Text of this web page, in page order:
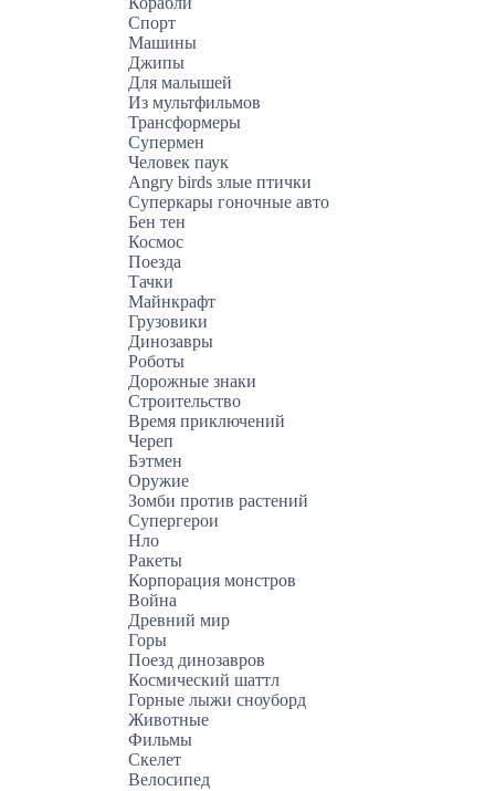
Спорт
Машины
Джипы
Для малышей
Из мультфильмов
Трансформеры
Супермен
Человек паук
Angry birds злые птички
Суперкары гоночные авто
Бен тен
Космос
Поезда
Тачки
Майнкрафт
Грузовики
Динозавры
Роботы
Дорожные знаки
Строительство
Время приключений
Череп
Бэтмен
Оружие
Зомби против растений
Супергерои
Нло
Ракеты
Корпорация монстров
Война
Древний мир
Горы
Поезд динозавров
Космический шаттл
Горные лыжи сноуборд
Животные
Фильмы
Скелет
Велосипед